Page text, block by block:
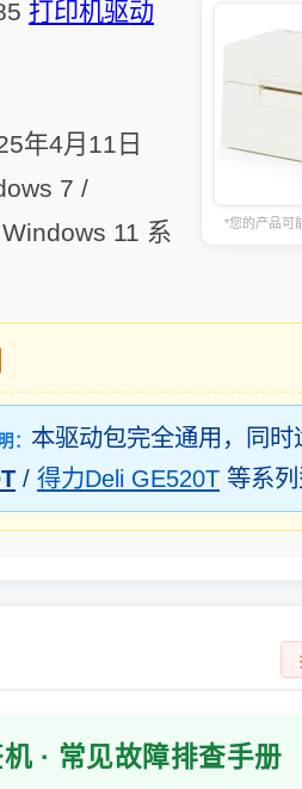
*您的产品可
打印机驱动
年4月11日
7 /
11 系
： 本驱动包完全通用，同
/ 得力Deli GE520T 等系
· 常见故障排查手册